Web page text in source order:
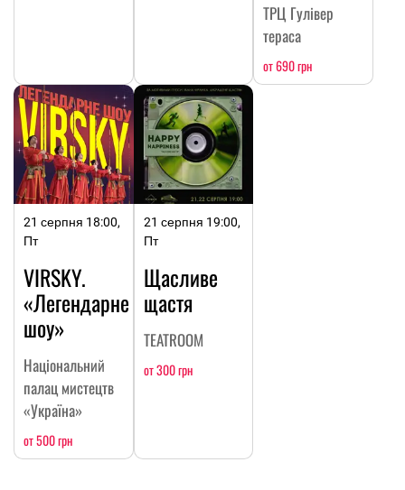
ТРЦ Гулівер
тераса
от 690 грн
21 серпня 18:00,
Пт
VIRSKY.
«Легендарне
шоу»
Національний
палац мистецтв
«Україна»
от 500 грн
21 серпня 19:00,
Пт
Щасливе
щастя
TEATROOM
от 300 грн